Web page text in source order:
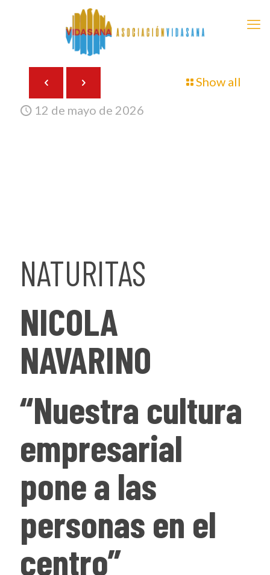
Show all
12 de mayo de 2026
NATURITAS
NICOLA
NAVARINO
“Nuestra cultura
empresarial
pone a las
personas en el
centro”